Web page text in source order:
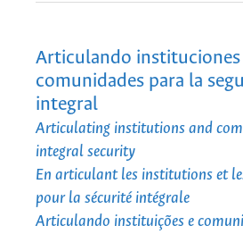
Articulando instituciones
comunidades para la
integral
Articulating institutions and
integral security
En articulant les institutions et
pour la sécurité intégrale
Articulando instituições e